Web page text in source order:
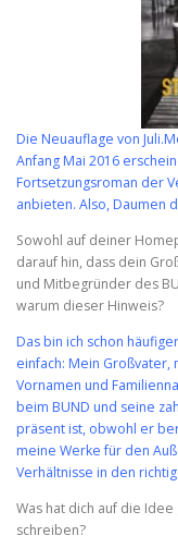
Die Neuauflage von
Anfang Mai 2016
Fortsetzungsroman der
anbieten. Also, Daumen
Sowohl auf deiner
darauf hin, dass dein
und Mitbegründer des
warum dieser Hinweis?
Das bin ich schon
einfach: Mein Großvater,
Vornamen und
beim BUND und seine
präsent ist, obwohl er
meine Werke für den
Verhältnisse in den
Was hat dich auf die
schreiben?